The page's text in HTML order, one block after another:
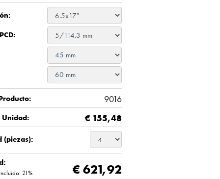
9016
€ 155,48
(piezas):
21% € 621,92